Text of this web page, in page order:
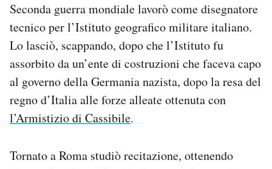
Seconda guerra mondiale lavorò come disegnatore
tecnico per l’Istituto geografico militare italiano.
Lo lasciò, scappando, dopo che l’Istituto fu
assorbito da un’ente di costruzioni che faceva capo
al governo della Germania nazista, dopo la resa del
regno d’Italia alle forze alleate ottenuta con
l’Armistizio di Cassibile.
Tornato a Roma studiò recitazione, ottenendo